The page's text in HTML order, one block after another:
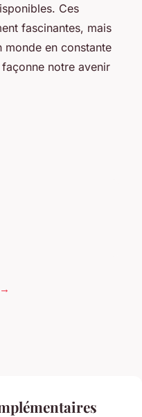
Ces
fascinantes, mais
monde en constante
notre avenir